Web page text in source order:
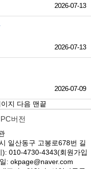
2026-07-13
2026-07-13
2026-07-09
지 다음 맨끝
PC버전
일산동구 고봉로678번 길
010-4730-4343(회원가입
: okpage@naver.com